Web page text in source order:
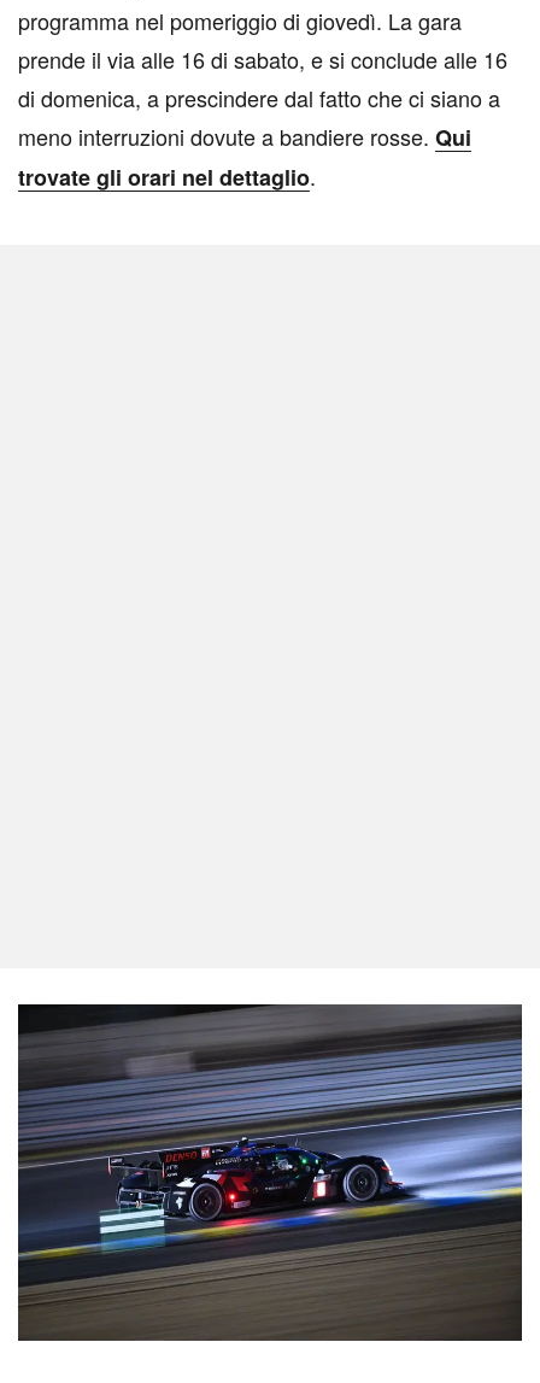
programma nel pomeriggio di giovedì. La gara
prende il via alle 16 di sabato, e si conclude alle 16
di domenica, a prescindere dal fatto che ci siano a
meno interruzioni dovute a bandiere rosse. Qui
trovate gli orari nel dettaglio.